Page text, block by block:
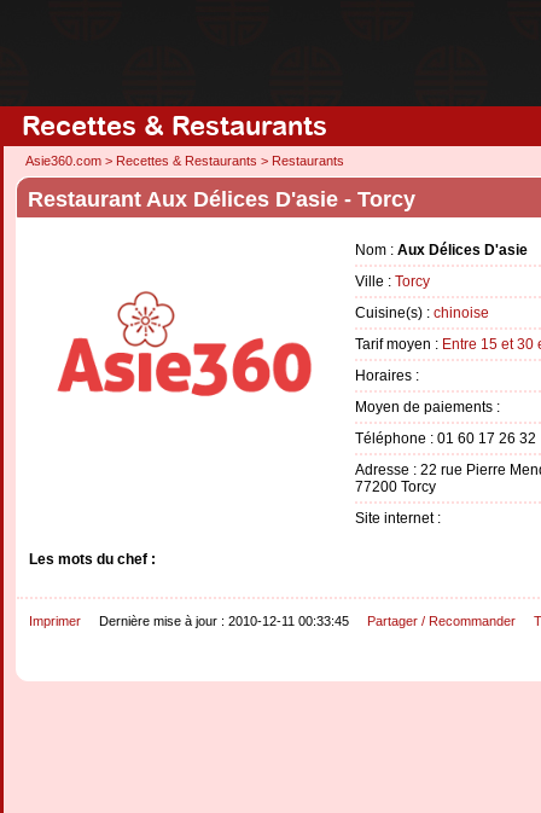
Recettes & Restaurants
Asie360.com > Recettes & Restaurants > Restaurants
Restaurant Aux Délices D'asie - Torcy
Nom : Aux Délices D'asie
Ville : Torcy
Cuisine(s) : chinoise
Tarif moyen : Entre 15 et 30
Horaires :
Moyen de paiements :
Téléphone : 01 60 17 26 32
Adresse : 22 rue Pierre
77200 Torcy
Site internet :
Les mots du chef :
Imprimer Dernière mise à jour : 2010-12-11 00:33:45 Partager / Recommander